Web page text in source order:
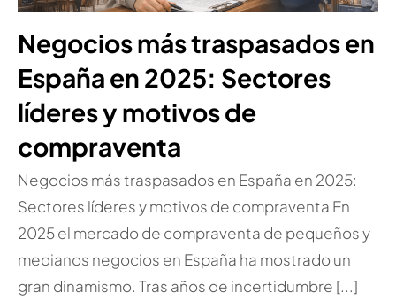
Negocios más traspasados en
España en 2025: Sectores
líderes y motivos de
compraventa
Negocios más traspasados en España en 2025:
Sectores líderes y motivos de compraventa En
2025 el mercado de compraventa de pequeños y
medianos negocios en España ha mostrado un
gran dinamismo. Tras años de incertidumbre [...]